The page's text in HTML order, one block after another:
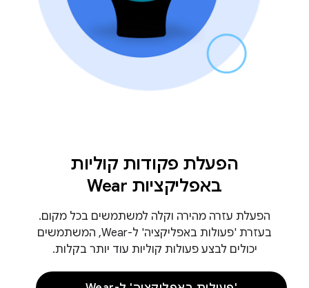
הפעלת פקודות קוליות
באפליקציות Wear
הפעלת עזרה מהירה וקלה למשתמשים בכל מקום.
בעזרת 'פעולות באפליקציה' ל-Wear, המשתמשים
יכולים לבצע פעולות קוליות עוד יותר בקלות.